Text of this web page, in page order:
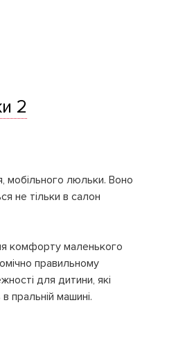
2
мобільного люльки. Воно
не тільки в салон
комфорту маленького
правильному
для дитини, які
пральній машині.